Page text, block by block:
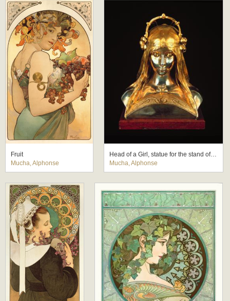
Fruit
Mucha, Alphonse
Head of a Girl, statue for the stand of the Houbigant Perfumery at the Paris Exhibition 1900
Mucha, Alphonse